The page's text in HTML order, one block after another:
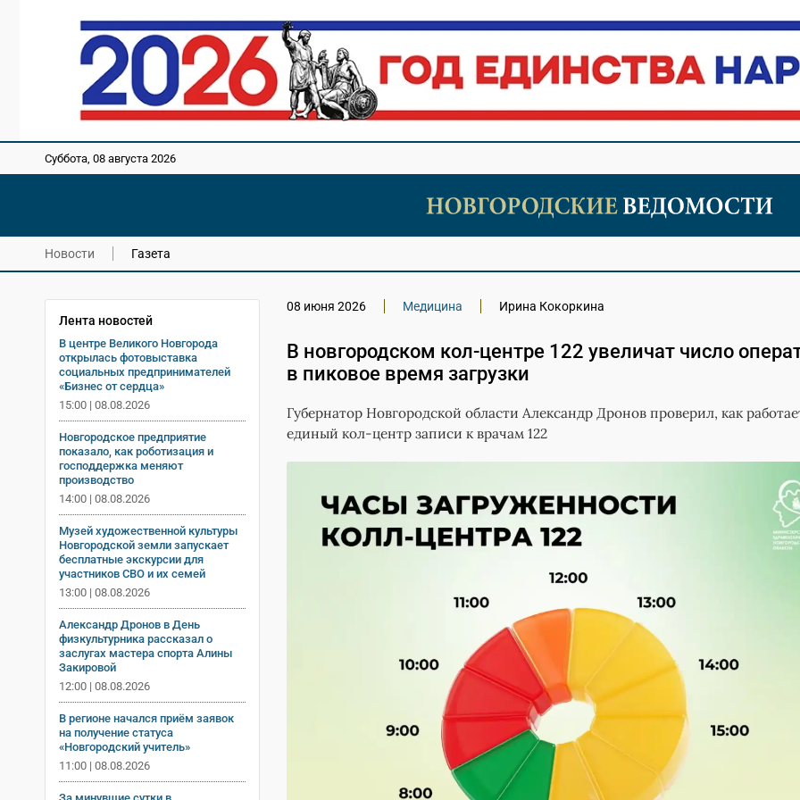
Суббота, 08 августа 2026
Новости Газета
Лента новостей
В центре Великого Новгорода
открылась фотовыставка
социальных предпринимателей
«Бизнес от сердца»
15:00 | 08.08.2026
Новгородское предприятие
показало, как роботизация и
господдержка меняют
производство
14:00 | 08.08.2026
Музей художественной культуры
Новгородской земли запускает
бесплатные экскурсии для
участников СВО и их семей
13:00 | 08.08.2026
Александр Дронов в День
физкультурника рассказал о
заслугах мастера спорта Алины
Закировой
12:00 | 08.08.2026
В регионе начался приём заявок
на получение статуса
«Новгородский учитель»
11:00 | 08.08.2026
08 июня 2026 Медицина Ирина Кокоркина
В новгородском кол-центре 122 увеличат число
в пиковое время загрузки
Губернатор Новгородской области Александр Дронов проверил, как
единый кол-центр записи к врачам 122